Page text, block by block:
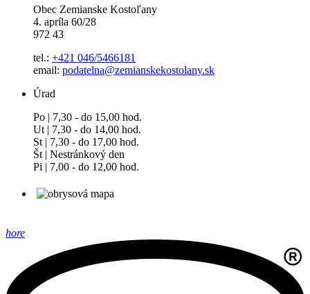
Obec Zemianske Kostoľany
4. apríla 60/28
972 43
tel.: +421 046/5466181
email: podatelna@zemianskekostolany.sk
Úrad
Po | 7,30 - do 15,00 hod.
Ut | 7,30 - do 14,00 hod.
St | 7,30 - do 17,00 hod.
Št | Nestránkový den
Pi | 7,00 - do 12,00 hod.
hore